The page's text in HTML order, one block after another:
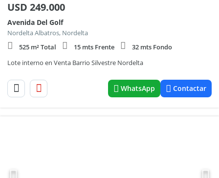
USD 249.000
Avenida Del Golf
Nordelta Albatros, Nordelta
525 m² Total
15 mts Frente
32 mts Fondo
Lote interno en Venta Barrio Silvestre Nordelta
WhatsApp Contactar